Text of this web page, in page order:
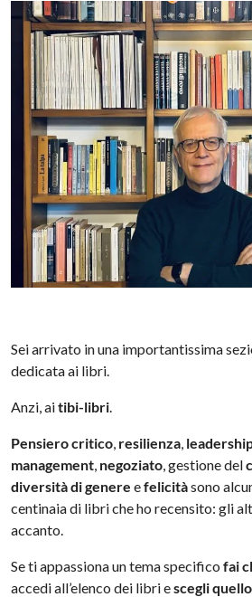
Sei arrivato in una importantissima
dedicata ai libri.
Anzi, aitibi-libri
Pensiero critico resilienza
management negoziato , gestione del
diversità di genere efelicitàsono
centinaia di libri che ho recensito: gli
accanto.
Se ti appassiona un tema specificofai
accedi all’elenco dei libri escegli